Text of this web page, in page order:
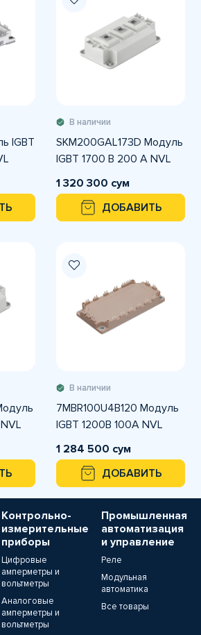
IGBT
В наличии
SKM200GAL173D Модуль
IGBT 1700 В 200 A NVL
1 320 300 сум
ДОБАВИТЬ
В наличии
7MBR100U4B120 Модуль
IGBT 1200В 100А NVL
1 284 500 сум
ДОБАВИТЬ
Контрольно-
измерительные
приборы
Цифровые
амперметры и
вольтметры
Аналоговые
амперметры и
вольтметры
Промышленная
автоматизация
и управление
Реле
Модульная
автоматика
Все товары